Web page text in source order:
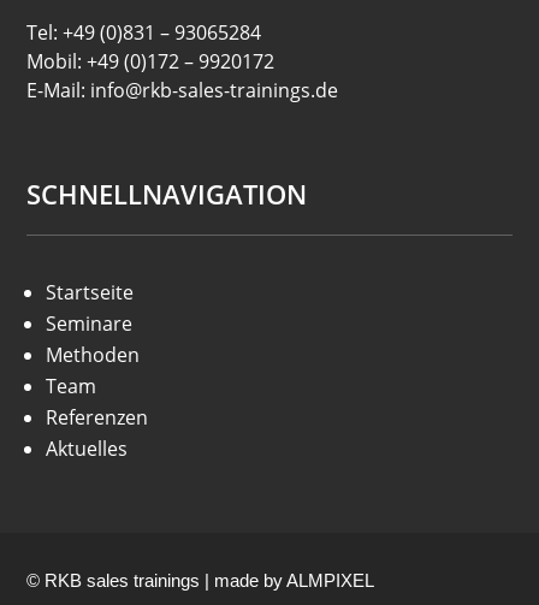
Tel: +49 (0)831 – 93065284
Mobil: +49 (0)172 – 9920172
E-Mail: info@rkb-sales-trainings.de
SCHNELLNAVIGATION
Startseite
Seminare
Methoden
Team
Referenzen
Aktuelles
© RKB sales trainings | made byALMPIXEL